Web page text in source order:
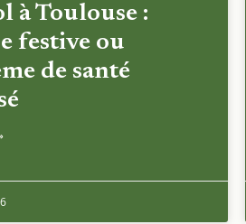
à Toulouse :
festive ou
de santé